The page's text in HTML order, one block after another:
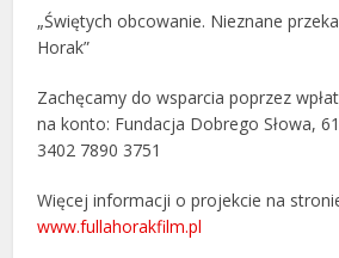
„Świętych obcowanie. Nieznane
Horak”
Zachęcamy do wsparcia poprzez
na konto: Fundacja Dobrego Słowa,
3402 7890 3751
Więcej informacji o projekcie na
www.fullahorakfilm.pl